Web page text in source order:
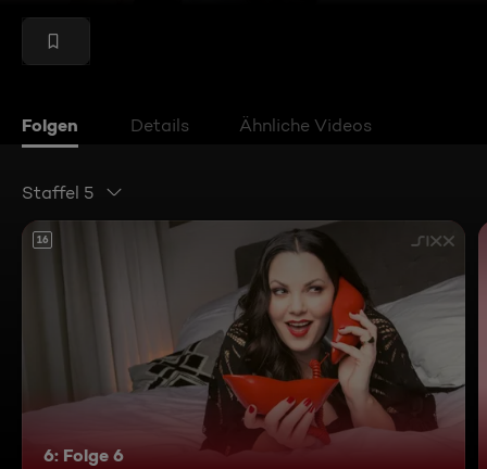
Folgen Details Ähnliche Videos
Staffel 5
16
6: Folge 6